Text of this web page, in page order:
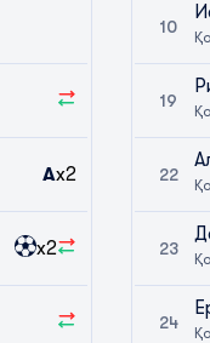
Ax2
x2
10
19
22
23
24